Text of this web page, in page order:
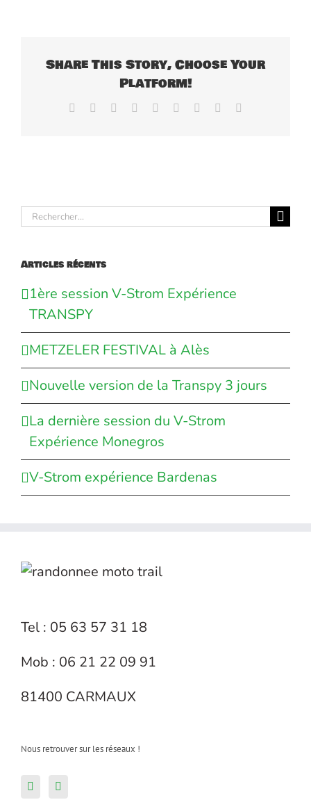
Share This Story, Choose Your
Platform!
Facebook Reddit LinkedInWhatsApp
TumblrPinterest
Rechercher:
Articles récents
1ère session V-Strom Expérience
TRANSPY
METZELER FESTIVAL à Alès
Nouvelle version de la Transpy 3 jours
La dernière session du V-Strom
Expérience Monegros
V-Strom expérience Bardenas
Tel : 05 63 57 31 18
Mob : 06 21 22 09 91
81400 CARMAUX
Nous retrouver sur les réseaux !